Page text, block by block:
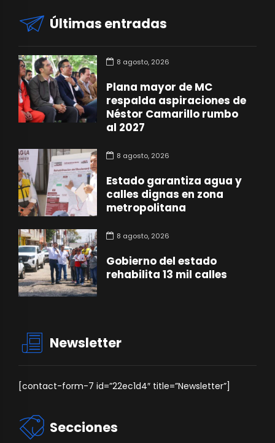
Últimas entradas
8 agosto, 2026
Plana mayor de MC
respalda aspiraciones de
Néstor Camarillo rumbo
al 2027
8 agosto, 2026
Estado garantiza agua y
calles dignas en zona
metropolitana
8 agosto, 2026
Gobierno del estado
rehabilita 13 mil calles
Newsletter
[contact-form-7 id=”22ec1d4″ title=”Newsletter”]
Secciones